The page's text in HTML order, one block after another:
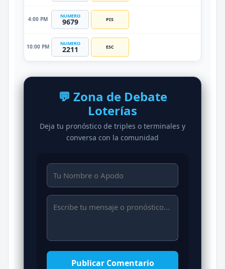
4:00 PM NUMERO
9679 PIS
10:00 PM NUMERO
2211 ESC
💬 Zona de Debate
Loterías
Deja tu pronóstico de triples o terminales y
conversa con la comunidad
Publicar Comentario